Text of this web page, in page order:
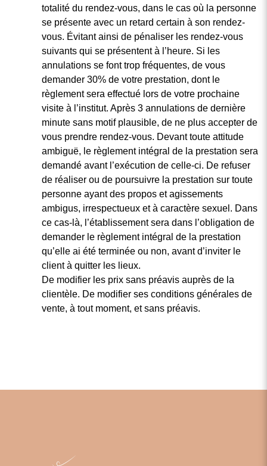
totalité du rendez-vous, dans le cas où la personne
se présente avec un retard certain à son rendez-
vous. Évitant ainsi de pénaliser les rendez-vous
suivants qui se présentent à l’heure. Si les
annulations se font trop fréquentes, de vous
demander 30% de votre prestation, dont le
règlement sera effectué lors de votre prochaine
visite à l’institut. Après 3 annulations de dernière
minute sans motif plausible, de ne plus accepter de
vous prendre rendez-vous. Devant toute attitude
ambiguë, le règlement intégral de la prestation sera
demandé avant l’exécution de celle-ci. De refuser
de réaliser ou de poursuivre la prestation sur toute
personne ayant des propos et agissements
ambigus, irrespectueux et à caractère sexuel. Dans
ce cas-là, l’établissement sera dans l’obligation de
demander le règlement intégral de la prestation
qu’elle ai été terminée ou non, avant d’inviter le
client à quitter les lieux.
De modifier les prix sans préavis auprès de la
clientèle. De modifier ses conditions générales de
vente, à tout moment, et sans préavis.